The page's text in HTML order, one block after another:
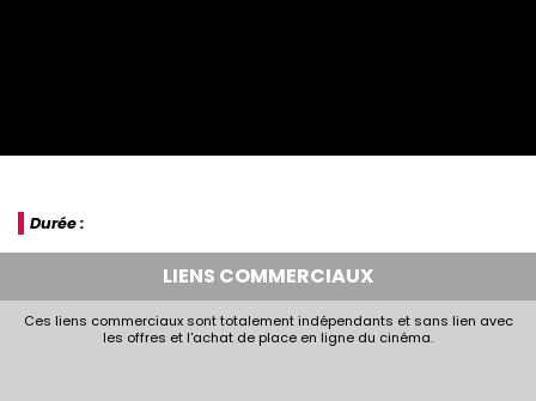
Durée :
LIENS COMMERCIAUX
Ces liens commerciaux sont totalement indépendants et sans lien avec
les offres et l'achat de place en ligne du cinéma.